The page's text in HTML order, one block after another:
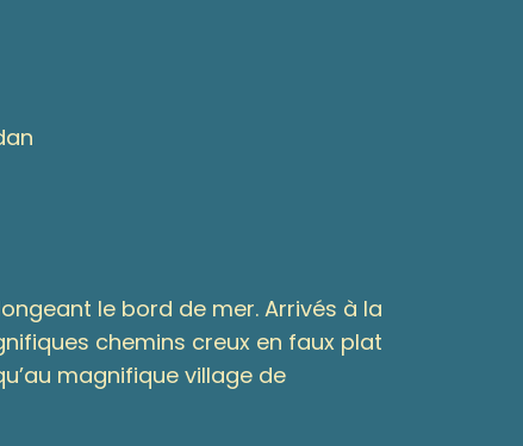
le bord de mer. Arrivés à la
chemins creux en faux plat
magnifique village de